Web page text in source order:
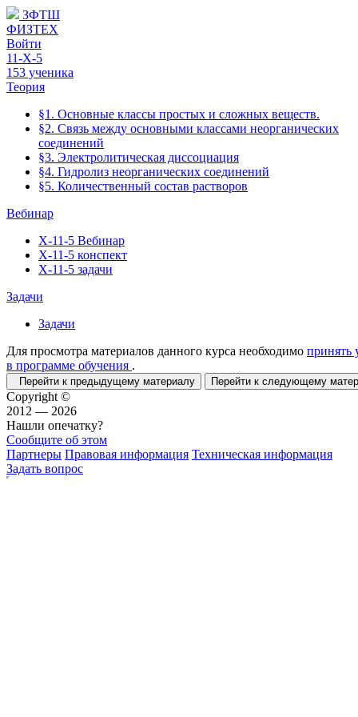
ЗФТШ
ФИЗТЕХ
Войти
11-Х-5
153 ученика
Теория
§1. Основные классы простых и сложных веществ.
§2. Связь между основными классами неорганических
соединений
§3. Электролитическая диссоциация
§4. Гидролиз неорганических соединений
§5. Количественный состав растворов
Вебинар
Х-11-5 Вебинар
Х-11-5 конспект
Х-11-5 задачи
Задачи
Задачи
Для просмотра материалов данного курса необходимо принять
в программе обучения .
Перейти к предыдущему материалу Перейти к следующему
Copyright ©
2012 — 2026
Нашли опечатку?
Сообщите об этом
Партнеры Правовая информация Техническая информация
Задать вопрос